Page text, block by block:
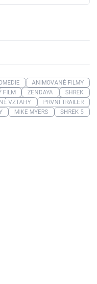
ANIMOVANÉ FILMY
FILM ZENDAYA
SHREK
VZTAHY
PRVNÍ TRAILER
MIKE MYERS SHREK 5